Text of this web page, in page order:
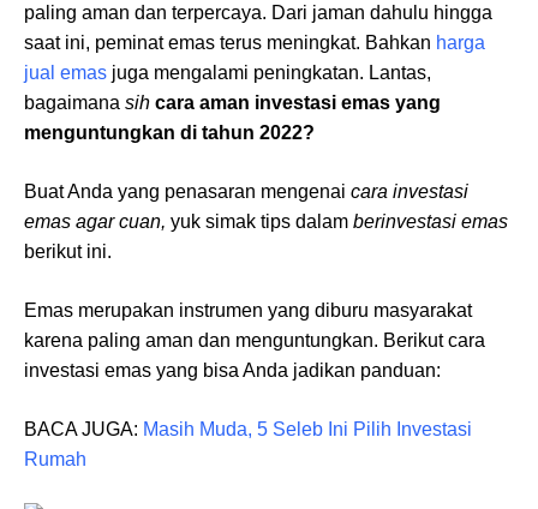
paling aman dan terpercaya. Dari jaman dahulu hingga
saat ini, peminat emas terus meningkat. Bahkan harga
jual emas juga mengalami peningkatan. Lantas,
bagaimana sih cara aman investasi emas yang
menguntungkan di tahun 2022?
Buat Anda yang penasaran mengenai cara investasi
emas agar cuan, yuk simak tips dalam berinvestasi emas
berikut ini.
Emas merupakan instrumen yang diburu masyarakat
karena paling aman dan menguntungkan. Berikut cara
investasi emas yang bisa Anda jadikan panduan:
BACA JUGA: Masih Muda, 5 Seleb Ini Pilih Investasi
Rumah